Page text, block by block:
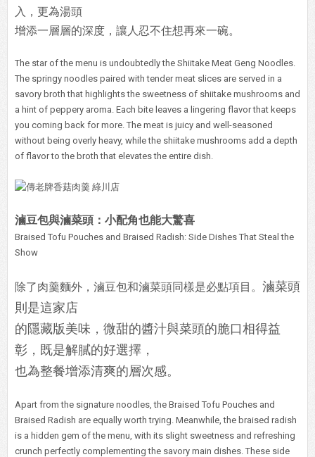
入，更為湯頭
增添一層層的深度，讓人忍不住想再來一碗。
The star of the menu is undoubtedly the Shiitake Meat Geng Noodles.
The springy noodles paired with tender meat slices are served in a
savory broth that highlights the sweetness of shiitake mushrooms and
a hint of peppery aroma. Each bite leaves a lingering flavor that keeps
you coming back for more. The meat is juicy and well-seasoned
without being overly heavy, while the shiitake mushrooms add a depth
of flavor to the broth that elevates the entire dish.
滷豆包與滷菜頭：小配角也能大驚喜
Braised Tofu Pouches and Braised Radish: Side Dishes That Steal the
Show
除了肉羹麵外，滷豆包和滷菜頭同樣是必點項目。 滷菜頭
則是這家店
的隱藏版美味，微甜的醬汁與菜頭的脆口相得益
彰，既是解膩的好選擇，
也為整餐增添清爽的層次感。
Apart from the signature noodles, the Braised Tofu Pouches and
Braised Radish are equally worth trying. Meanwhile, the braised radish
is a hidden gem of the menu, with its slight sweetness and refreshing
crunch perfectly complementing the savory main dishes. These side